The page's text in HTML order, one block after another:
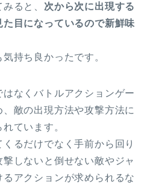
ると、 次から次に出現する
目になっているので新鮮味
持ち良かったです。
なくバトルアクションゲー
敵の出現方法や攻撃方法に
ています。
るだけでなく手前から回り
しないと倒せない敵やジャ
アクションが求められるな